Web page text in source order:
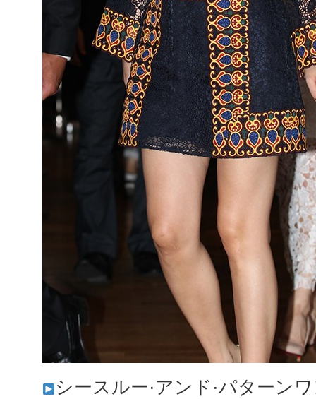
シースルー·アンド·パターン